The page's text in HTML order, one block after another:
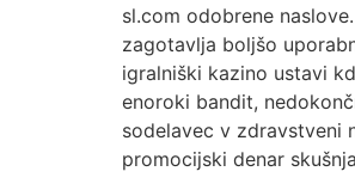
sl.com odobrene
zagotavlja boljšo
igralniški kazino ustavi
enoroki bandit,
sodelavec v zdravstveni
promocijski denar